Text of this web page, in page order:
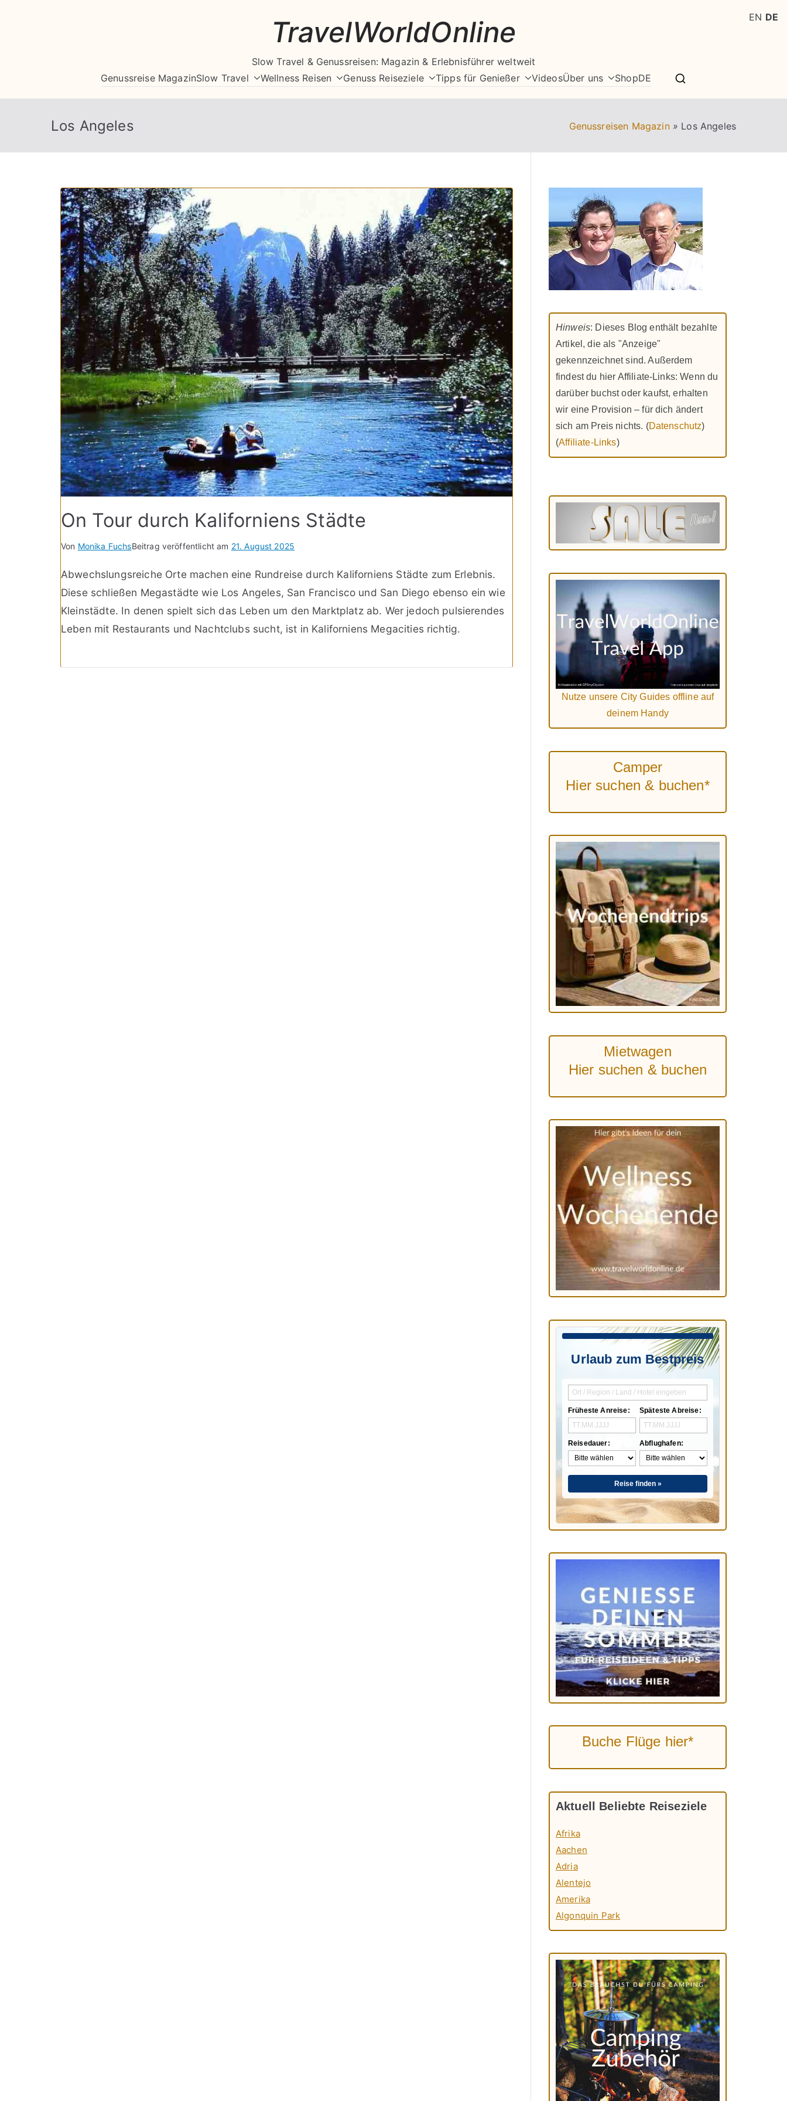
TravelWorldOnline
Slow Travel & Genussreisen: Magazin & Erlebnisführer weltweit
Genussreise MagazinSlow Travel Wellness Reisen Genuss Reiseziele Tipps für Genießer VideosÜber uns ShopDE
Los Angeles Genussreisen Magazin » Los Angeles
On Tour durch Kaliforniens Städte
Von Monika FuchsBeitrag veröffentlicht am 21. August 2025
Abwechslungsreiche Orte machen eine Rundreise durch Kaliforniens Städte zum Erlebnis.
Diese schließen Megastädte wie Los Angeles, San Francisco und San Diego ebenso ein wie
Kleinstädte. In denen spielt sich das Leben um den Marktplatz ab. Wer jedoch pulsierendes
Leben mit Restaurants und Nachtclubs sucht, ist in Kaliforniens Megacities richtig.
Hinweis: Dieses Blog enthält bezahlte
Artikel, die als "Anzeige"
gekennzeichnet sind. Außerdem
findest du hier Affiliate-Links: Wenn du
darüber buchst oder kaufst, erhalten
wir eine Provision – für dich ändert
sich am Preis nichts. (Datenschutz)
(Affiliate-Links)
Nutze unsere City Guides offline auf
deinem Handy
Camper
Hier suchen & buchen*
Mietwagen
Hier suchen & buchen
Urlaub zum Bestpreis
Früheste Anreise:
Reisedauer:
Späteste Abreise:
Abflughafen:
Reise finden »
Buche Flüge hier*
Aktuell Beliebte Reiseziele
Afrika
Aachen
Adria
Alentejo
Amerika
Algonquin Park
EN DE